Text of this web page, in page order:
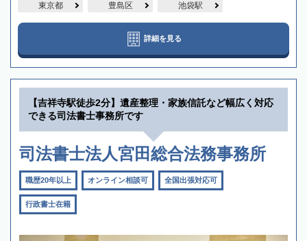
東京都 豊島区 池袋駅
詳細を見る
【吉祥寺駅徒歩2分】遺産整理・家族信託など幅広く対応
できる司法書士事務所です
司法書士法人宮田総合法務事務所
職歴20年以上 オンライン相談可 全国出張対応可
行政書士在籍